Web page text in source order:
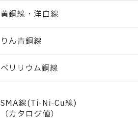
黄銅線・洋白線
りん青銅線
ベリリウム銅線
SMA線(Ti-Ni-Cu線)
（カタログ値）